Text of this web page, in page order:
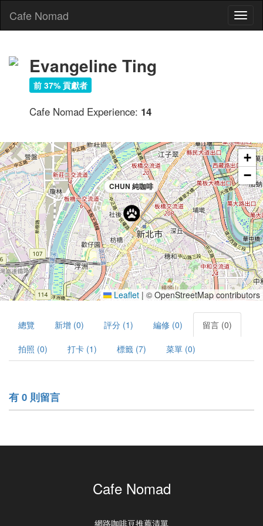
Cafe Nomad
Evangeline Ting
前 37% 貢獻者
Cafe Nomad Experience: 14
CHUN 純咖啡
+
−
Leaflet | © OpenStreetMap contributors
總覽 新增 (0) 評分 (1) 編修 (0) 留言 (0)
拍照 (0) 打卡 (1) 標籤 (7) 菜單 (0)
有 0 則留言
Cafe Nomad
網路咖啡豆推薦清單